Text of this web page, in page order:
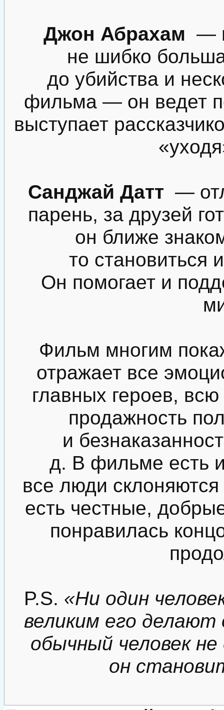
Джон Абрахам —
не шибко
до убийства и
фильма — он ведет
выступает
Санджай Датт —
парень, за друзей
он ближе
то становиться
Он помогает и
Фильм многим
отражает все
главных героев,
продажность
и
д. В фильме есть
все люди
есть честные,
понравилась
P.S. «Ни один
великим его
обычный человек
он